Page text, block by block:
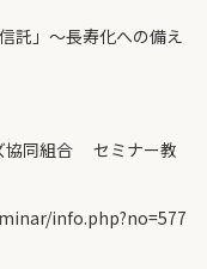
託」～長寿化への備え
協同組合 セミナー教
info.php?no=577